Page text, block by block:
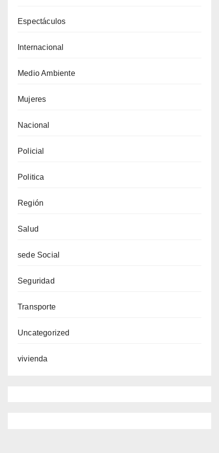
Espectáculos
Internacional
Medio Ambiente
Mujeres
Nacional
Policial
Politica
Región
Salud
sede Social
Seguridad
Transporte
Uncategorized
vivienda